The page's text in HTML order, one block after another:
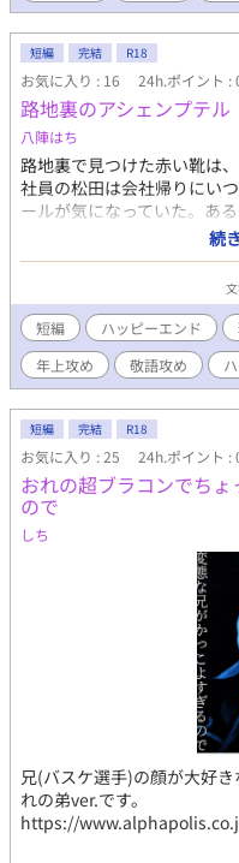
短編 完結 R18
お気に入り : 16 24h.ポイント :
路地裏のアシェンプテル
八陣はち
路地裏で見つけた赤い靴は
社員の松田は会社帰りにい
ールが気になっていた。あ
になっていた赤いハイヒー
か、ハイヒールは松田の
マン。 不器用な二人の思
ワーさんの企画に参加させ
ヒールで お客と店員 自分か
続
短編 ハッピーエンド
年上攻め
敬語攻め
短編 完結 R18
お気に入り : 25 24h.ポイント :
おれの超ブラコンでち
ので
しち
兄(バスケ選手)の顔が大好
れの弟ver.です。
https://